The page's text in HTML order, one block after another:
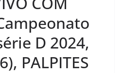
D 2024,
PALPITES